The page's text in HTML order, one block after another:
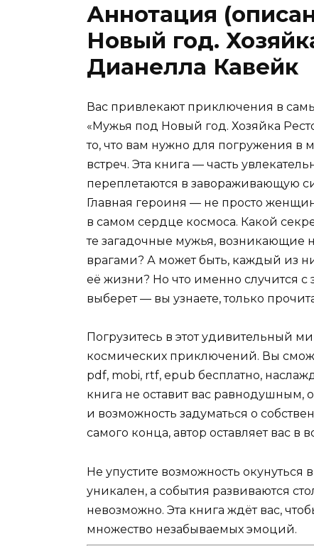
Аннотация
Новый год.
Дианелла Кавейк
Вас привлекают приключения в
«Мужья под Новый год. Хозяйка
то, что вам нужно для погружения в
встреч. Эта книга — часть
переплетаются в завораживающую
Главная героиня — не просто
в самом сердце космоса. Какой
те загадочные мужья, возникающие
врагами? А может быть, каждый из
её жизни? Но что именно случится
выберет — вы узнаете, только
Погрузитесь в этот удивительный
космических приключений. Вы
pdf, mobi, rtf, epub бесплатно,
книга не оставит вас равнодушным,
и возможность задуматься о
самого конца, автор оставляет вас
Не упустите возможность
уникален, а события развиваются
невозможно. Эта книга ждёт вас,
множество незабываемых эмоций.